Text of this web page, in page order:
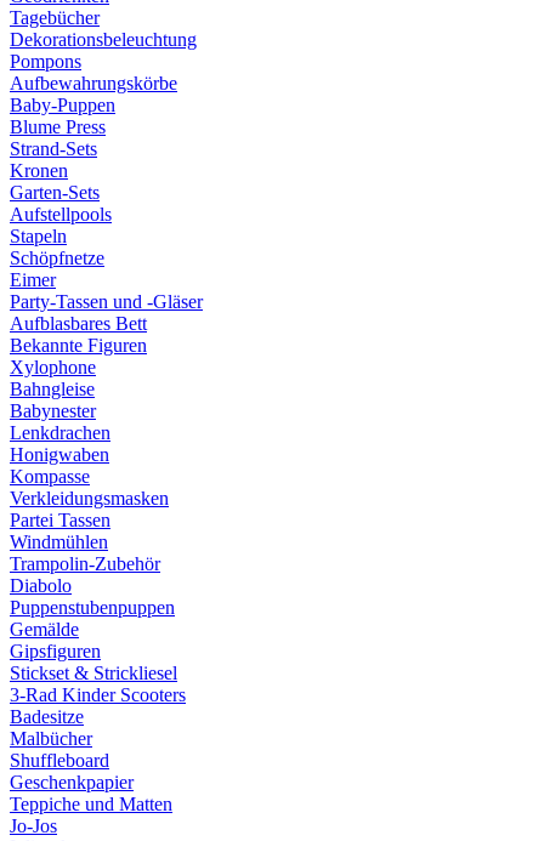
Tagebücher
Dekorationsbeleuchtung
Pompons
Aufbewahrungskörbe
Baby-Puppen
Blume Press
Strand-Sets
Kronen
Garten-Sets
Aufstellpools
Stapeln
Schöpfnetze
Eimer
Party-Tassen und -Gläser
Aufblasbares Bett
Bekannte Figuren
Xylophone
Bahngleise
Babynester
Lenkdrachen
Honigwaben
Kompasse
Verkleidungsmasken
Partei Tassen
Windmühlen
Trampolin-Zubehör
Diabolo
Puppenstubenpuppen
Gemälde
Gipsfiguren
Stickset & Strickliesel
3-Rad Kinder Scooters
Badesitze
Malbücher
Shuffleboard
Geschenkpapier
Teppiche und Matten
Jo-Jos